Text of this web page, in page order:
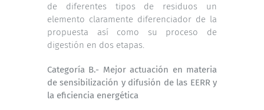
de diferentes tipos de residuos un
elemento claramente diferenciador de la
propuesta así como su proceso de
digestión en dos etapas.
Categoría B.- Mejor actuación en materia
de sensibilización y difusión de las EERR y
la eficiencia energética